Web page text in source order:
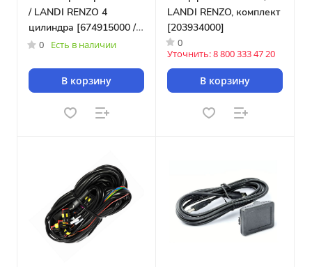
/ LANDI RENZO 4
цилиндра [674915000 /
674000529]
0 Есть в наличии
В корзину
LANDI RENZO, комплект
[203934000]
0
Уточнить: 8 800 333 47 20
В корзину